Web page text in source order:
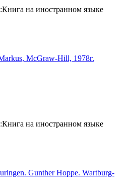
Книга на иностранном языке
McGraw-Hill, 1978г.
Книга на иностранном языке
Gunther Hoppe. Wartburg-